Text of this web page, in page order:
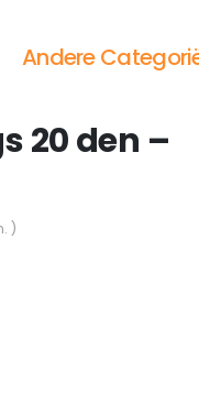
Andere
20 den –
)